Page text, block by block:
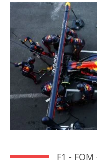
F1 - FOM